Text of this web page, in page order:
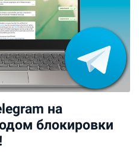
на
блокировки